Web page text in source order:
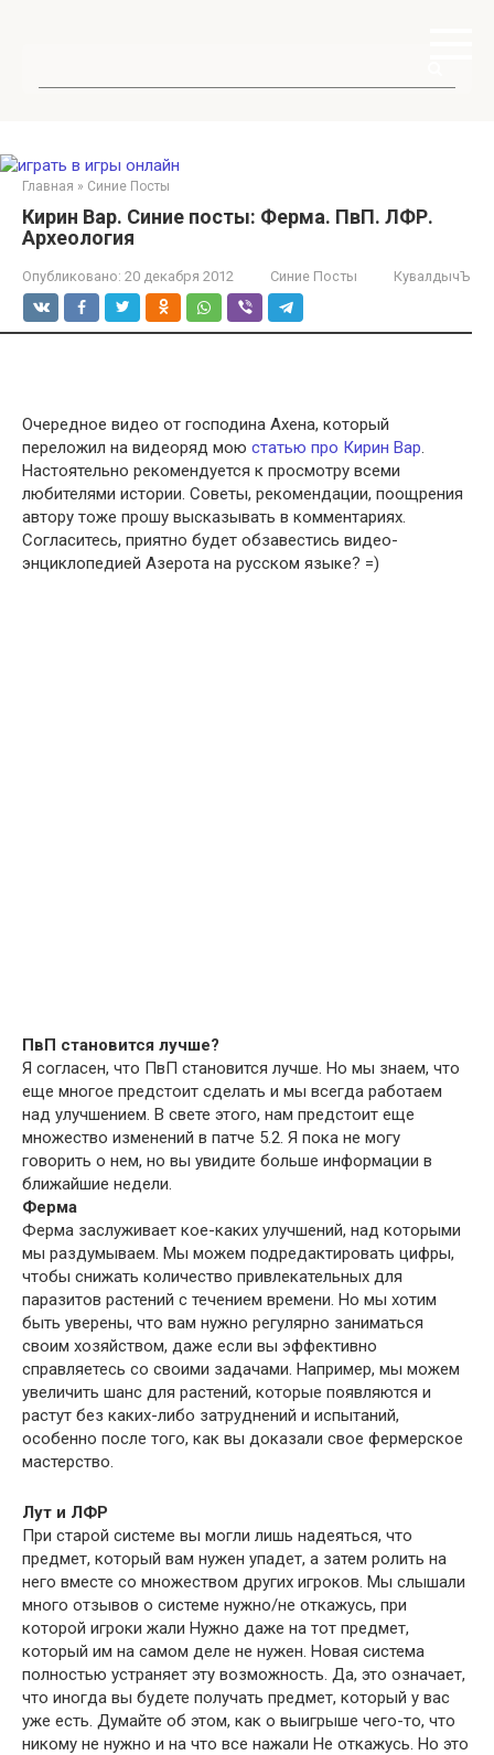
Главная » Синие Посты
Кирин Вар. Синие посты: Ферма. ПвП. ЛФР.
Археология
Опубликовано: 20 декабря 2012 Синие Посты КувалдычЪ
Очередное видео от господина Ахена, который
переложил на видеоряд мою статью про Кирин Вар.
Настоятельно рекомендуется к просмотру всеми
любителями истории. Советы, рекомендации, поощрения
автору тоже прошу высказывать в комментариях.
Согласитесь, приятно будет обзавестись видео-
энциклопедией Азерота на русском языке? =)
ПвП становится лучше?
Я согласен, что ПвП становится лучше. Но мы знаем, что
еще многое предстоит сделать и мы всегда работаем
над улучшением. В свете этого, нам предстоит еще
множество изменений в патче 5.2. Я пока не могу
говорить о нем, но вы увидите больше информации в
ближайшие недели.
Ферма
Ферма заслуживает кое-каких улучшений, над которыми
мы раздумываем. Мы можем подредактировать цифры,
чтобы снижать количество привлекательных для
паразитов растений с течением времени. Но мы хотим
быть уверены, что вам нужно регулярно заниматься
своим хозяйством, даже если вы эффективно
справляетесь со своими задачами. Например, мы можем
увеличить шанс для растений, которые появляются и
растут без каких-либо затруднений и испытаний,
особенно после того, как вы доказали свое фермерское
мастерство.
Лут и ЛФР
При старой системе вы могли лишь надеяться, что
предмет, который вам нужен упадет, а затем ролить на
него вместе со множеством других игроков. Мы слышали
много отзывов о системе нужно/не откажусь, при
которой игроки жали Нужно даже на тот предмет,
который им на самом деле не нужен. Новая система
полностью устраняет эту возможность. Да, это означает,
что иногда вы будете получать предмет, который у вас
уже есть. Думайте об этом, как о выигрыше чего-то, что
никому не нужно и на что все нажали Не откажусь. Но это